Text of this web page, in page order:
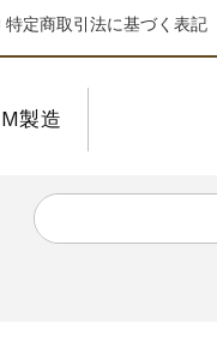
製造
特定商取引法に基づく表記